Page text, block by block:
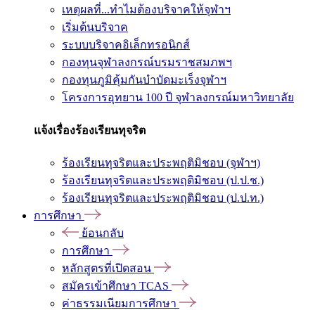
เหตุผลที่...ทำไมต้องบริจาคให้จุฬาฯ
เริ่มต้นบริจาค
ระบบบริจาคอิเล็กทรอนิกส์
กองทุนจุฬาลงกรณ์บรมราชสมภพฯ
กองทุนภูมิคุ้มกันบำบัดมะเร็งจุฬาฯ
โครงการอุทยาน 100 ปี จุฬาลงกรณ์มหาวิทยาลัย
แจ้งเรื่องร้องเรียนทุจริต
ร้องเรียนทุจริตและประพฤติมิชอบ (จุฬาฯ)
ร้องเรียนทุจริตและประพฤติมิชอบ (ป.ป.ช.)
ร้องเรียนทุจริตและประพฤติมิชอบ (ป.ป.ท.)
การศึกษา
ย้อนกลับ
การศึกษา
หลักสูตรที่เปิดสอน
สมัครเข้าศึกษา TCAS
ค่าธรรมเนียมการศึกษา